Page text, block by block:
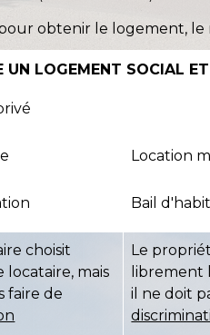
obtenir le logement,
UN LOGEMENT SOCIAL
Location
Bail
choisit
locataire, mais
faire de
Le
librement
il ne doit